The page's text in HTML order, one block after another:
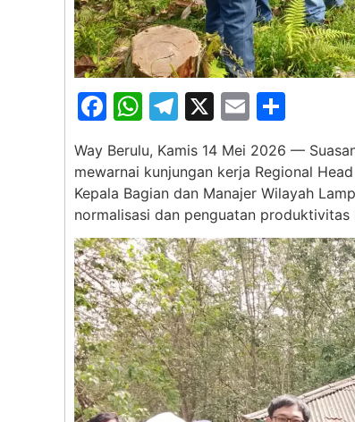
Facebook
WhatsApp
Telegram
X Email
Way Berulu, Kamis 14 Mei 2026 —
mewarnai kunjungan kerja Regional
Kepala Bagian dan Manajer Wilayah
normalisasi dan penguatan produktivitas